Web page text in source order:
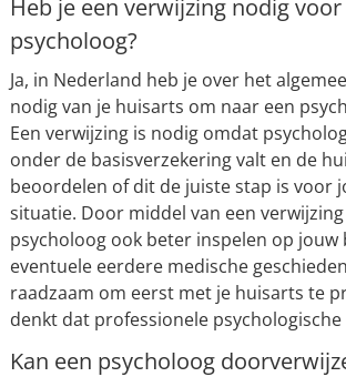
Heb je een verwijzing nodig voor
psycholoog?
Ja, in Nederland heb je over het
nodig van je huisarts om naar een
Een verwijzing is nodig omdat
onder de basisverzekering valt en de
beoordelen of dit de juiste stap is voor
situatie. Door middel van een
psycholoog ook beter inspelen op jouw
eventuele eerdere medische
raadzaam om eerst met je huisarts te
denkt dat professionele
Kan een psycholoog